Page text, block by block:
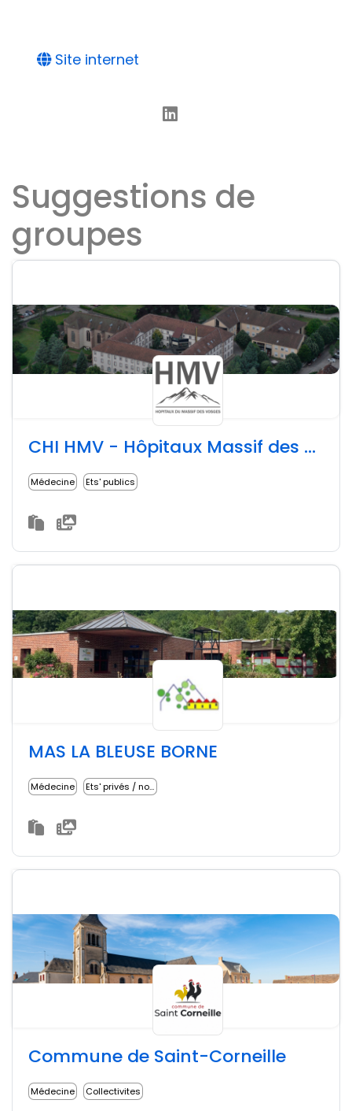
Site internet
Suggestions de
groupes
CHI HMV - Hôpitaux Massif des Vosges
Médecine Ets' publics
MAS LA BLEUSE BORNE
Médecine Ets' privés / non lucratifs
Commune de Saint-Corneille
Médecine Collectivites